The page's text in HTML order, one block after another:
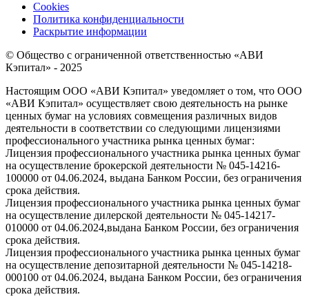
Cookies
Политика конфиденциальности
Раскрытие информации
© Общество с ограниченной ответственностью «АВИ
Кэпитал» - 2025
Настоящим ООО «АВИ Кэпитал» уведомляет о том, что ООО
«АВИ Кэпитал» осуществляет свою деятельность на рынке
ценных бумаг на условиях совмещения различных видов
деятельности в соответствии со следующими лицензиями
профессионального участника рынка ценных бумаг:
Лицензия профессионального участника рынка ценных бумаг
на осуществление брокерской деятельности № 045-14216-
100000 от 04.06.2024, выдана Банком России, без ограничения
срока действия.
Лицензия профессионального участника рынка ценных бумаг
на осуществление дилерской деятельности № 045-14217-
010000 от 04.06.2024,выдана Банком России, без ограничения
срока действия.
Лицензия профессионального участника рынка ценных бумаг
на осуществление депозитарной деятельности № 045-14218-
000100 от 04.06.2024, выдана Банком России, без ограничения
срока действия.